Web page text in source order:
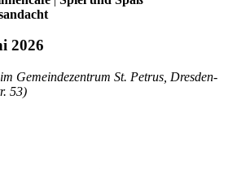
2026
Gemeindezentrum St. Petrus, Dresden-
53)